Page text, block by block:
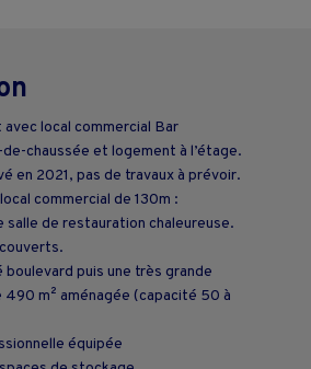
local commercial Bar
chaussée et logement à l’étage.
en 2021, pas de travaux à prévoir.
commercial de 130m :
salle de restauration chaleureuse.
puis une très grande
m² aménagée (capacité 50 à
équipée